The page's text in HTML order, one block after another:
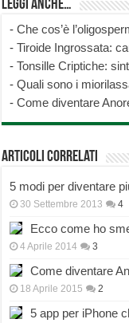
Leggi anche…
-Che cos’è
-Tiroide Ingrossata:
-Tonsille Criptiche:
-Quali sono i
-Come diventare
Articoli correlati
5 modi per diventare
30 Settembre 2013 4
Ecco come ho
4 Aprile 2014 3
Come diventare
18 Aprile 2015 2
5 app per iPhone